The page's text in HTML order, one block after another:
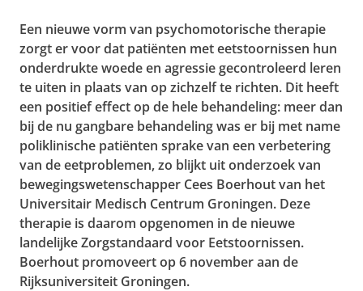
Een nieuwe vorm van psychomotorische therapie
zorgt er voor dat patiënten met eetstoornissen hun
onderdrukte woede en agressie gecontroleerd leren
te uiten in plaats van op zichzelf te richten. Dit heeft
een positief effect op de hele behandeling: meer dan
bij de nu gangbare behandeling was er bij met name
poliklinische patiënten sprake van een verbetering
van de eetproblemen, zo blijkt uit onderzoek van
bewegingswetenschapper Cees Boerhout van het
Universitair Medisch Centrum Groningen. Deze
therapie is daarom opgenomen in de nieuwe
landelijke Zorgstandaard voor Eetstoornissen.
Boerhout promoveert op 6 november aan de
Rijksuniversiteit Groningen.